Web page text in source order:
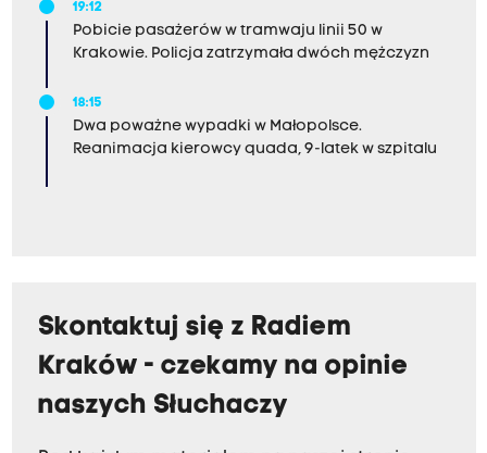
19:12
Pobicie pasażerów w tramwaju linii 50 w
Krakowie. Policja zatrzymała dwóch mężczyzn
18:15
Dwa poważne wypadki w Małopolsce.
Reanimacja kierowcy quada, 9-latek w szpitalu
Skontaktuj się z Radiem
Kraków - czekamy na opinie
naszych Słuchaczy